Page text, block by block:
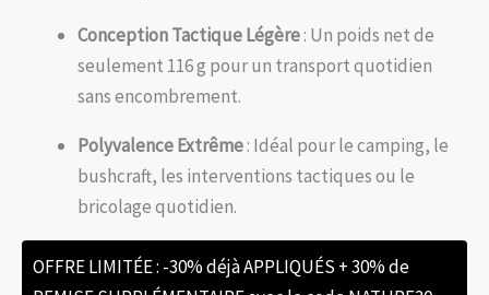
Conception Tactique Légère: Un poids net de
seulement 116 g pour un transport quotidien
sans encombrement.
Polyvalence Extrême: Idéal pour le camping, le
bushcraft, les interventions tactiques ou le
bricolage quotidien.
OFFRE LIMITÉE : -30% déjà APPLIQUÉS + 30% de